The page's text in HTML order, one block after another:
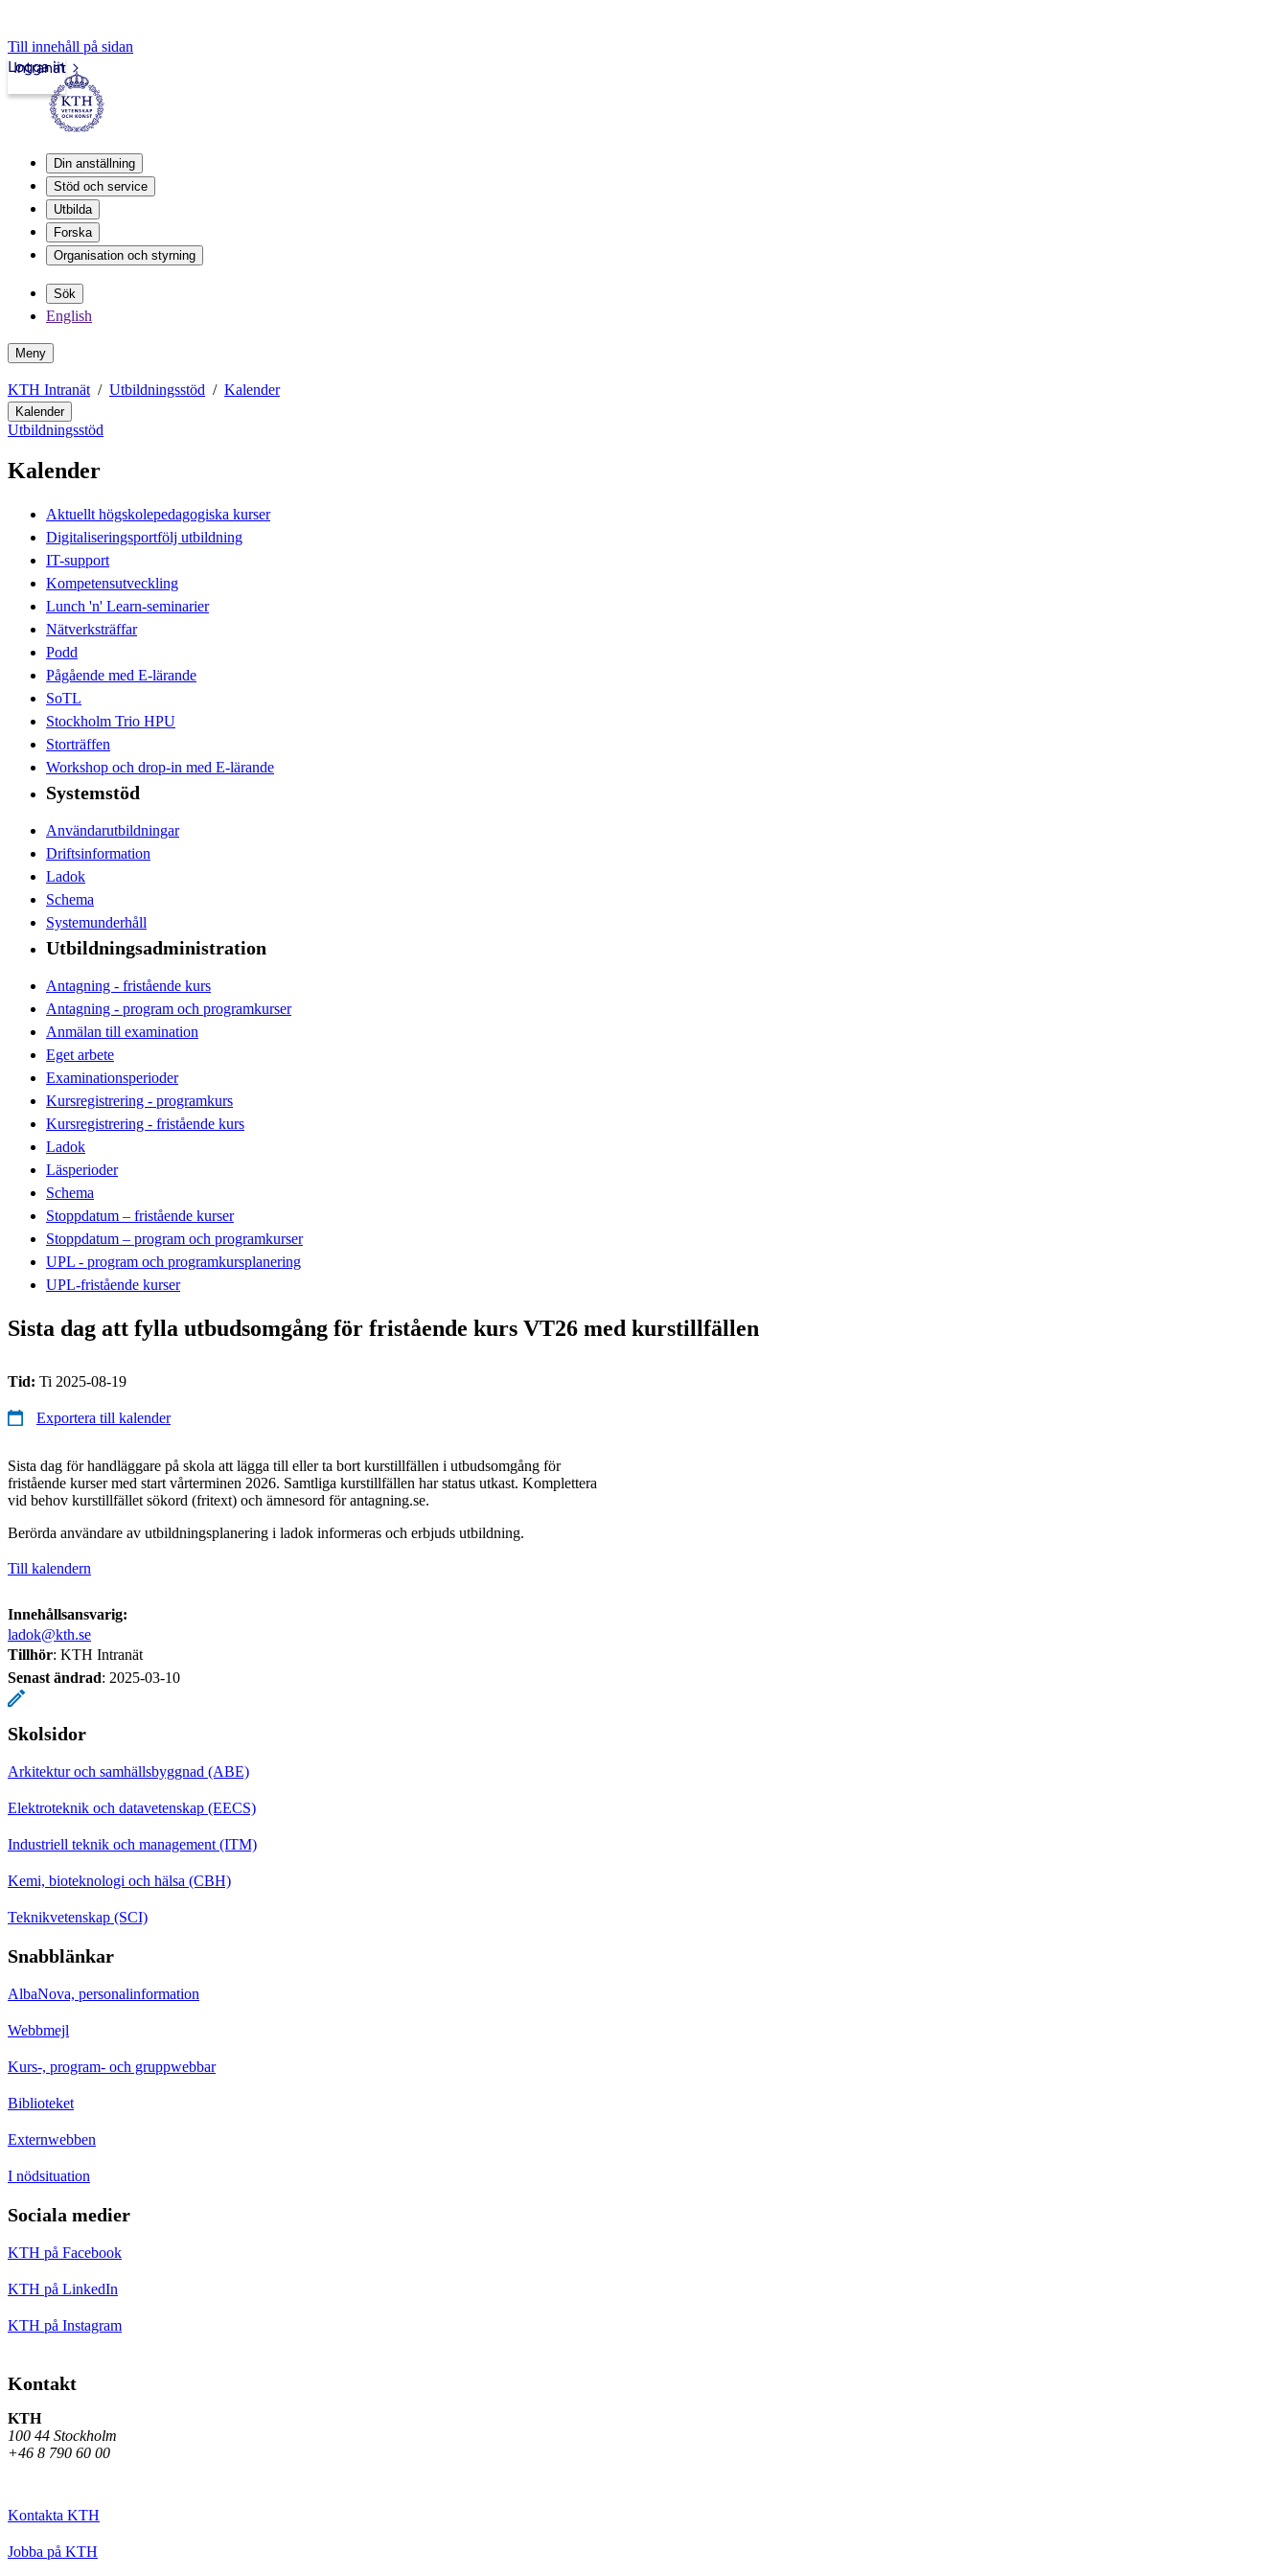
Till innehåll på sidan
Intranät
Logga in
Din anställning
Stöd och service
Utbilda
Forska
Organisation och styrning
Sök
English
Meny
KTH Intranät Utbildningsstöd Kalender
Kalender
Utbildningsstöd
Kalender
Aktuellt högskolepedagogiska kurser
Digitaliseringsportfölj utbildning
IT-support
Kompetensutveckling
Lunch 'n' Learn-seminarier
Nätverksträffar
Podd
Pågående med E-lärande
SoTL
Stockholm Trio HPU
Storträffen
Workshop och drop-in med E-lärande
Systemstöd
Användarutbildningar
Driftsinformation
Ladok
Schema
Systemunderhåll
Utbildningsadministration
Antagning - fristående kurs
Antagning - program och programkurser
Anmälan till examination
Eget arbete
Examinationsperioder
Kursregistrering - programkurs
Kursregistrering - fristående kurs
Ladok
Läsperioder
Schema
Stoppdatum – fristående kurser
Stoppdatum – program och programkurser
UPL - program och programkursplanering
UPL-fristående kurser
Sista dag att fylla utbudsomgång för fristående kurs VT26 med kurstillfällen
Tid: Ti 2025-08-19
Exportera till kalender
Sista dag för handläggare på skola att lägga till eller ta bort kurstillfällen i utbudsomgång för
fristående kurser med start vårterminen 2026. Samtliga kurstillfällen har status utkast. Komplettera
vid behov kurstillfället sökord (fritext) och ämnesord för antagning.se.
Berörda användare av utbildningsplanering i ladok informeras och erbjuds utbildning.
Till kalendern
Innehållsansvarig:
ladok@kth.se
Tillhör: KTH Intranät
Senast ändrad: 2025-03-10
Skolsidor
Arkitektur och samhällsbyggnad (ABE)
Elektroteknik och datavetenskap (EECS)
Industriell teknik och management (ITM)
Kemi, bioteknologi och hälsa (CBH)
Teknikvetenskap (SCI)
Snabblänkar
AlbaNova, personalinformation
Webbmejl
Kurs-, program- och gruppwebbar
Biblioteket
Externwebben
I nödsituation
Sociala medier
KTH på Facebook
KTH på LinkedIn
KTH på Instagram
Kontakt
KTH
100 44 Stockholm
+46 8 790 60 00
Kontakta KTH
Jobba på KTH